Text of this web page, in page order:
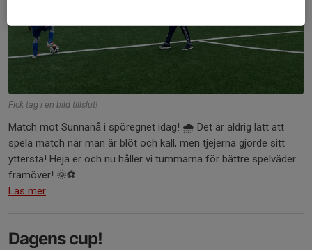
Fick tag i en bild tillslut!
Match mot Sunnanå i spöregnet idag! 🌧 Det är aldrig lätt att
spela match när man är blöt och kall, men tjejerna gjorde sitt
yttersta! Heja er och nu håller vi tummarna för bättre spelväder
framöver! 🌞⚽️
Läs mer
Dagens cup!